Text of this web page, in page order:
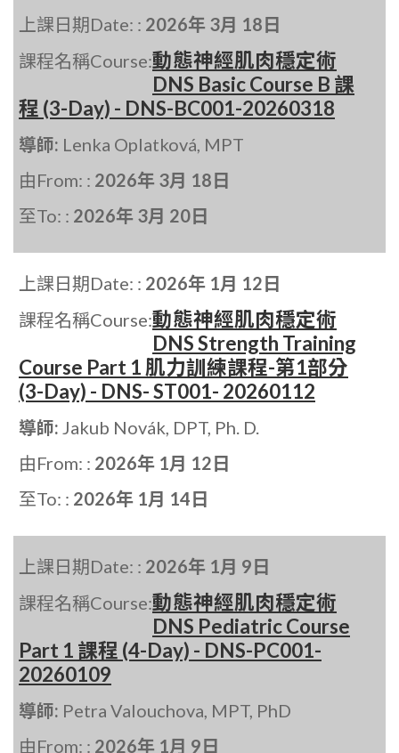
上課日期Date: : 2026年 3月 18日
課程名稱Course:動態神經肌肉穩定術
DNS Basic Course B 課
程 (3-Day) - DNS-BC001-20260318
導師: Lenka Oplatková, MPT
由From: : 2026年 3月 18日
至To: : 2026年 3月 20日
上課日期Date: : 2026年 1月 12日
課程名稱Course:動態神經肌肉穩定術
DNS Strength Training
Course Part 1 肌力訓練課程-第1部分
(3-Day) - DNS- ST001- 20260112
導師: Jakub Novák, DPT, Ph. D.
由From: : 2026年 1月 12日
至To: : 2026年 1月 14日
上課日期Date: : 2026年 1月 9日
課程名稱Course:動態神經肌肉穩定術
DNS Pediatric Course
Part 1 課程 (4-Day) - DNS-PC001-
20260109
導師: Petra Valouchova, MPT, PhD
由From: : 2026年 1月 9日